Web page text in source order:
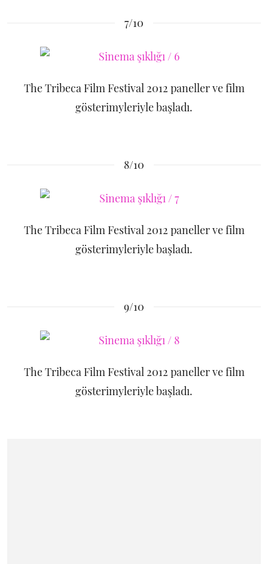
7/10
The Tribeca Film Festival 2012 paneller ve film
gösterimyleriyle başladı.
8/10
The Tribeca Film Festival 2012 paneller ve film
gösterimyleriyle başladı.
9/10
The Tribeca Film Festival 2012 paneller ve film
gösterimyleriyle başladı.